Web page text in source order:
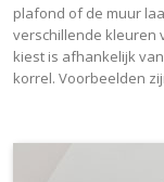
plafond of de muur
verschillende kleuren
kiest is afhankelijk
korrel. Voorbeelden